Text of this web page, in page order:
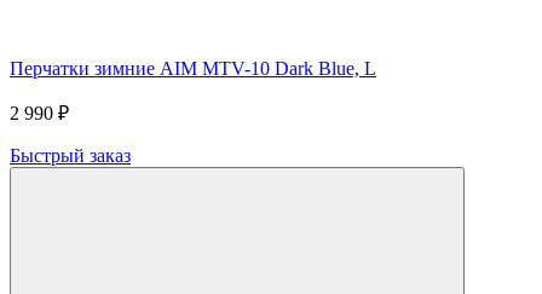
Перчатки зимние AIM MTV-10 Dark Blue, L
2 990 ₽
Быстрый заказ